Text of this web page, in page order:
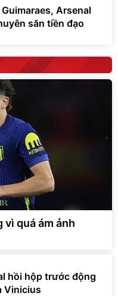
Arsenal
săn tiền đạo
vì quá ám ảnh
hồi hộp trước động
Vinicius